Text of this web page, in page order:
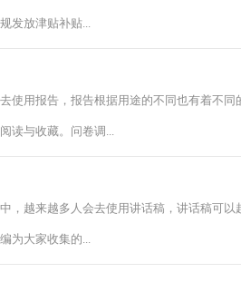
发放津贴补贴...
使用报告，报告根据用途的不同也有着不
读与收藏。问卷调...
，越来越多人会去使用讲话稿，讲话稿可
为大家收集的...